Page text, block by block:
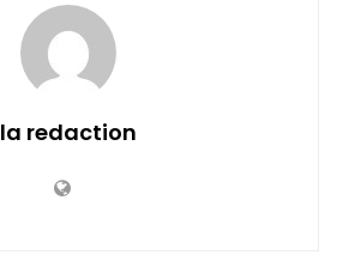
la redaction